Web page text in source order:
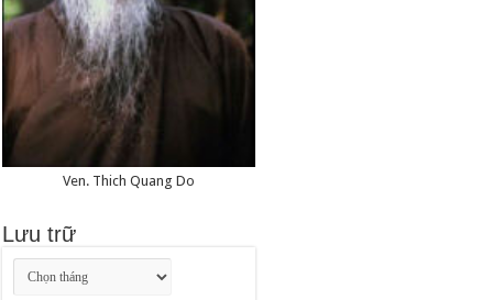
Ven. Thich Quang Do
Lưu trữ
Lưu
trữ